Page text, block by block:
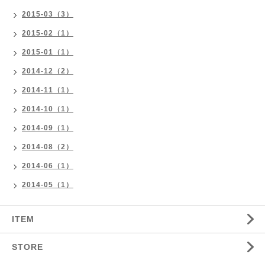
2015-03（3）
2015-02（1）
2015-01（1）
2014-12（2）
2014-11（1）
2014-10（1）
2014-09（1）
2014-08（2）
2014-06（1）
2014-05（1）
ITEM
STORE